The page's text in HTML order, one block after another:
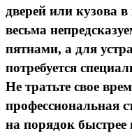
дверей или кузова
весьма
пятнами, а для
потребуется
Не тратьте свое
профессиональная
на порядок